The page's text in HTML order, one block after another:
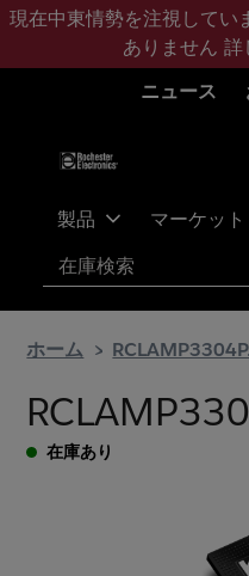
メ
ン
フ
タ
現在中東情勢を注視してい
ありません 詳
ニュース
製品 マーケット
検索
ホーム
在庫あり